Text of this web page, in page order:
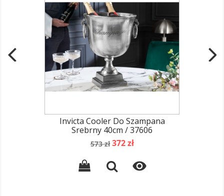
Invicta Cooler Do Szampana
Srebrny 40cm / 37606
Cena
573 zł Cena
372 zł
